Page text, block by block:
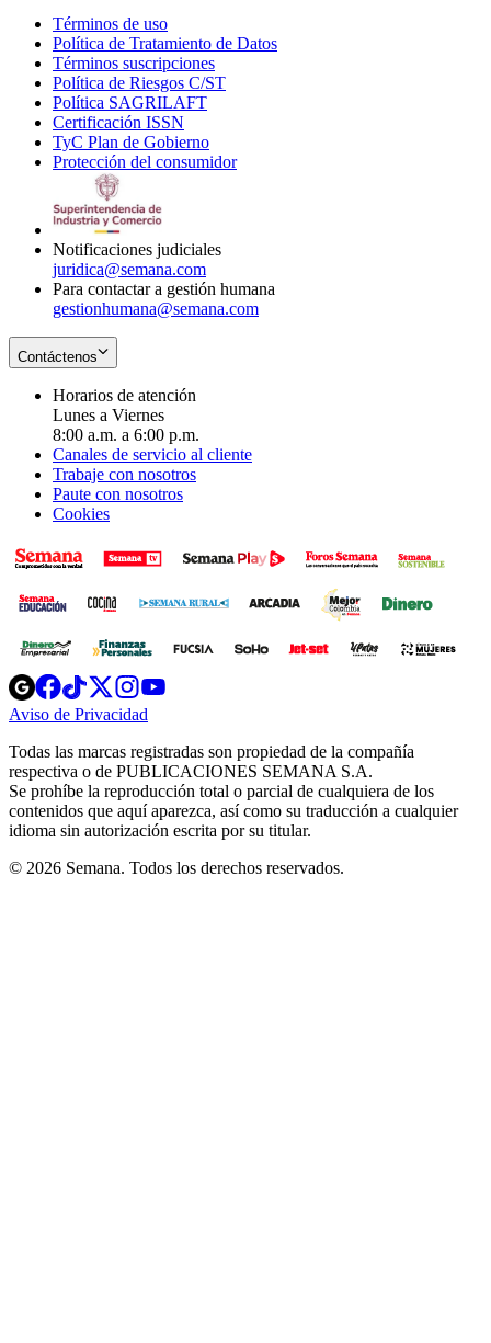
Términos de uso
in
new
window
Política de Tratamiento de Datos
Términos suscripciones
in
Política de Riesgos C/ST
Política SAGRILAFT
new
window
Certificación ISSN
in
new
TyC Plan de Gobierno
in
Protección del consumidorOpens
Notificaciones judiciales
juridica@semana.com
Para contactar a gestión humana
gestionhumana@semana.com
Contáctenos
Horarios de atención
Lunes a Viernes
8:00 a.m. a 6:00 p.m.
Canales de servicio al cliente
Trabaje con nosotros
Paute con nosotros
Cookies
Opens
in
new
Opens
in
new
Opens
in
new
window
Opens
new
windowwindow
Aviso de Privacidad
new
window
Todas las marcas registradas son propiedad de la compañía
respectiva o de PUBLICACIONES SEMANA S.A.
Se prohíbe la reproducción total o parcial de cualquiera de los
contenidos que aquí aparezca, así como su traducción a cualquier
idioma sin autorización escrita por su titular.
© 2026 Semana. Todos los derechos reservados.